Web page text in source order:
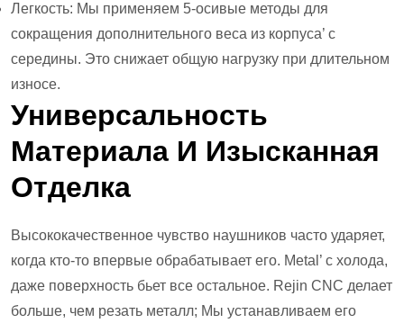
Легкость: Мы применяем 5-осивые методы для
сокращения дополнительного веса из корпуса’ с
середины. Это снижает общую нагрузку при длительном
износе.
Универсальность
Материала И Изысканная
Отделка
Высококачественное чувство наушников часто ударяет,
когда кто-то впервые обрабатывает его. Metal’ с холода,
даже поверхность бьет все остальное. Rejin CNC делает
больше, чем резать металл; Мы устанавливаем его